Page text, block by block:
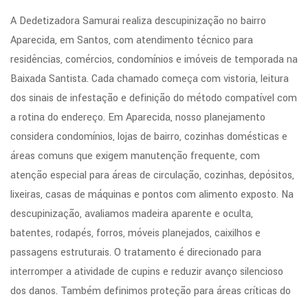
A Dedetizadora Samurai realiza descupinização no bairro
Aparecida, em Santos, com atendimento técnico para
residências, comércios, condomínios e imóveis de temporada na
Baixada Santista. Cada chamado começa com vistoria, leitura
dos sinais de infestação e definição do método compatível com
a rotina do endereço. Em Aparecida, nosso planejamento
considera condomínios, lojas de bairro, cozinhas domésticas e
áreas comuns que exigem manutenção frequente, com
atenção especial para áreas de circulação, cozinhas, depósitos,
lixeiras, casas de máquinas e pontos com alimento exposto. Na
descupinização, avaliamos madeira aparente e oculta,
batentes, rodapés, forros, móveis planejados, caixilhos e
passagens estruturais. O tratamento é direcionado para
interromper a atividade de cupins e reduzir avanço silencioso
dos danos. Também definimos proteção para áreas críticas do